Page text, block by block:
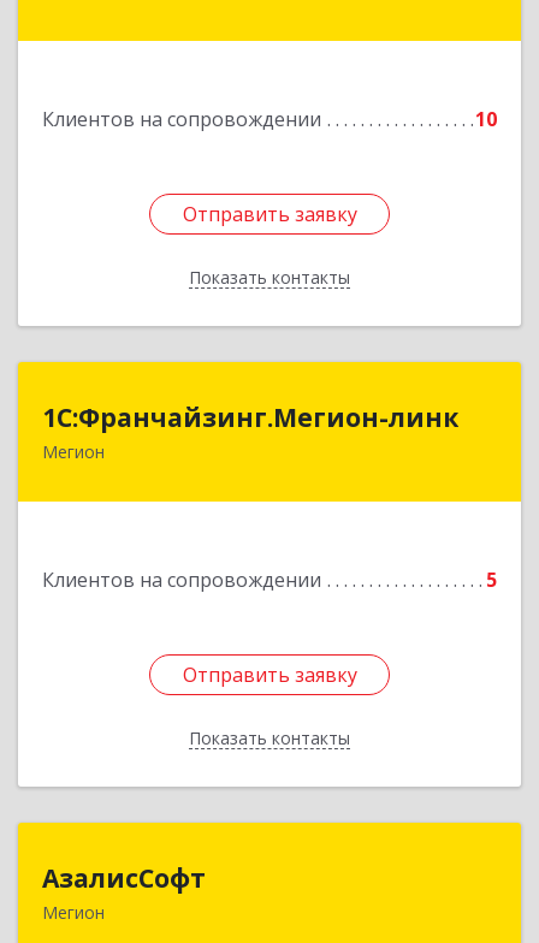
Клиентов на сопровождении 10
Отправить заявку
Показать контакты
Подробнее
Отправить заявку
Назад
1С:Франчайзинг.Мегион-линк
Мегион
Клиентов на сопровождении 5
Отправить заявку
Показать контакты
1С:Франчайзинг.Мегион-линк
Отправить заявку
Назад
АзалисСофт
Мегион
628690, Ханты-Мансийский Автономный округ